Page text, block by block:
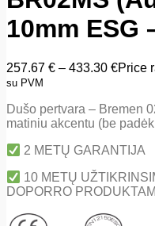
10mm ESG
257.67 € – 433.30 €Price
su PVM
Dušo pertvara – Bremen
matiniu akcentu (be
2 METŲ GARANTIJA
10 METŲ
DOPORRO